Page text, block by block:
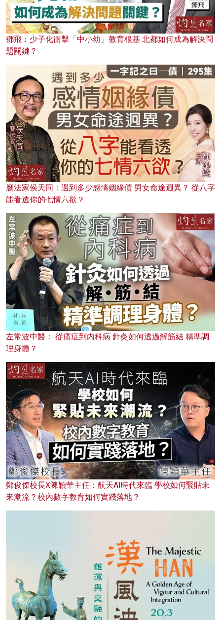
鄧飛：少子化衝擊「中小幼」教育根基 北都如何成為解決問
題關鍵？
曆法家侯天同：遇到多少感情姻緣債 男女命途迥異？ 從八字
能看透你的七情六欲？
左常波中醫： 從痛症到內科病 針灸如何透過解筋結 精準調
理身體？
鄭俊傑校長X陳穎華主任：航天AI時代來臨 學校如何緊貼未
來潮流？校內數字教育如何實踐落地？